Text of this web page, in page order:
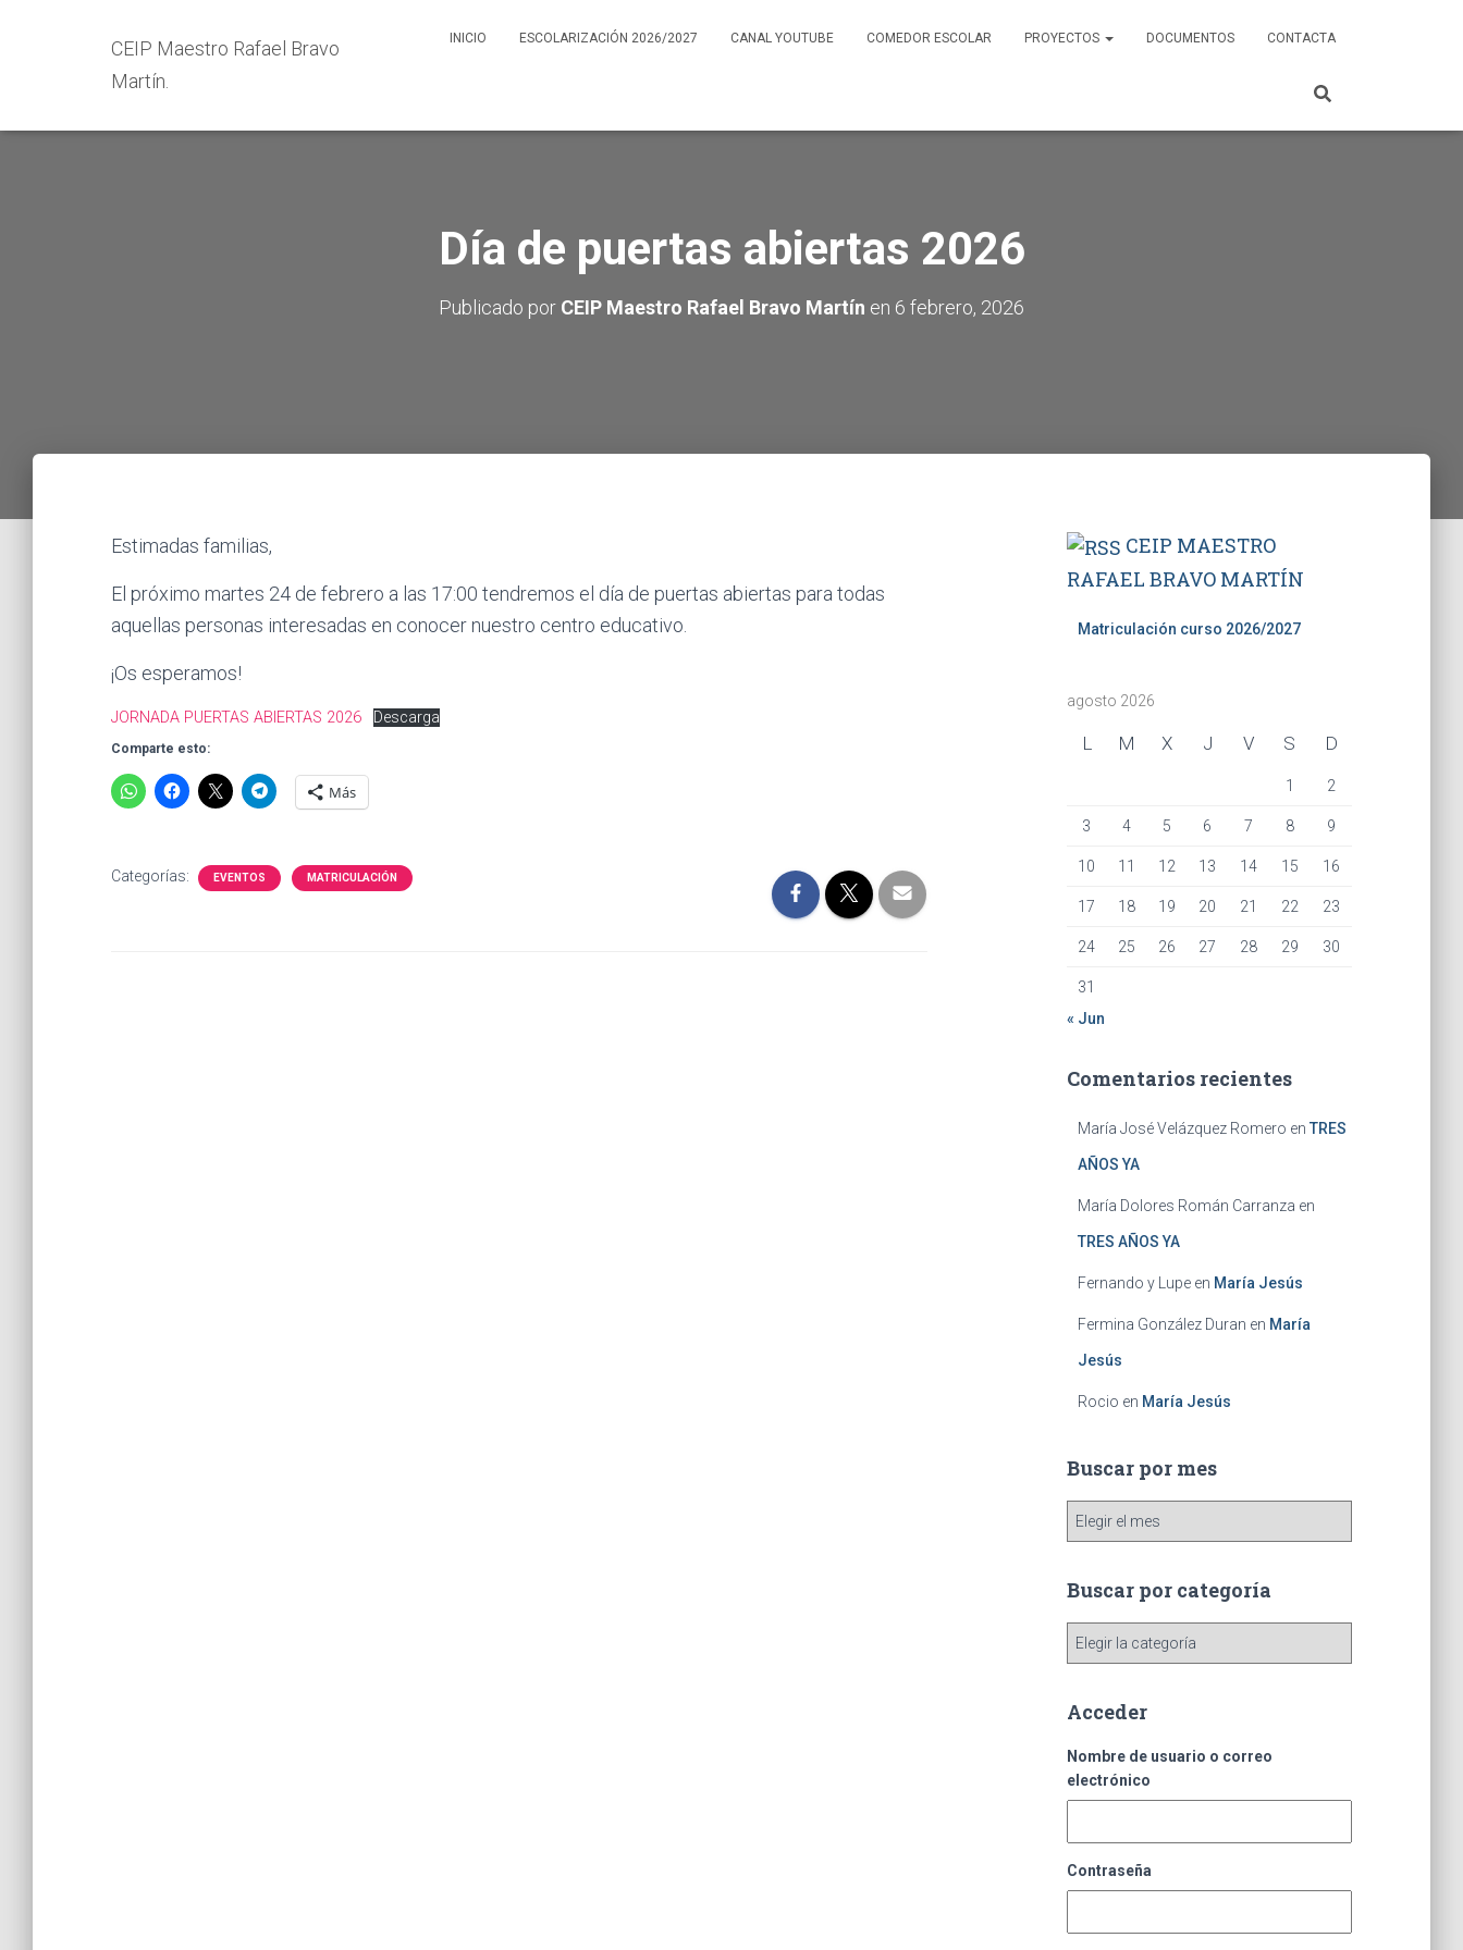
CEIP Maestro Rafael Bravo
Martín.
INICIO ESCOLARIZACIÓN 2026/2027 CANAL YOUTUBE COMEDOR ESCOLAR PROYECTOS DOCUMENTOS CONTACTA
Día de puertas abiertas 2026
Publicado por CEIP Maestro Rafael Bravo Martín en 6 febrero, 2026
Estimadas familias,
El próximo martes 24 de febrero a las 17:00 tendremos el día de puertas abiertas para todas
aquellas personas interesadas en conocer nuestro centro educativo.
¡Os esperamos!
JORNADA PUERTAS ABIERTAS 2026 Descarga
Comparte esto:
Más
Categorías: EVENTOS MATRICULACIÓN
CEIP MAESTRO
RAFAEL BRAVO MARTÍN
Matriculación curso 2026/2027
agosto 2026
L M X J V S D
1 2
3 4 5 6 7 8 9
10 11 12 13 14 15 16
17 18 19 20 21 22 23
24 25 26 27 28 29 30
31
« Jun
Comentarios recientes
María José Velázquez Romero en TRES
AÑOS YA
María Dolores Román Carranza en
TRES AÑOS YA
Fernando y Lupeen María Jesús
Fermina González Duran en María
Jesús
Rocio en María Jesús
Buscar por mes
c
e
s
Buscar por categoría
c
r
p
o
c
a
t
Acceder
Nombre de usuario o correo
electrónico
Contraseña